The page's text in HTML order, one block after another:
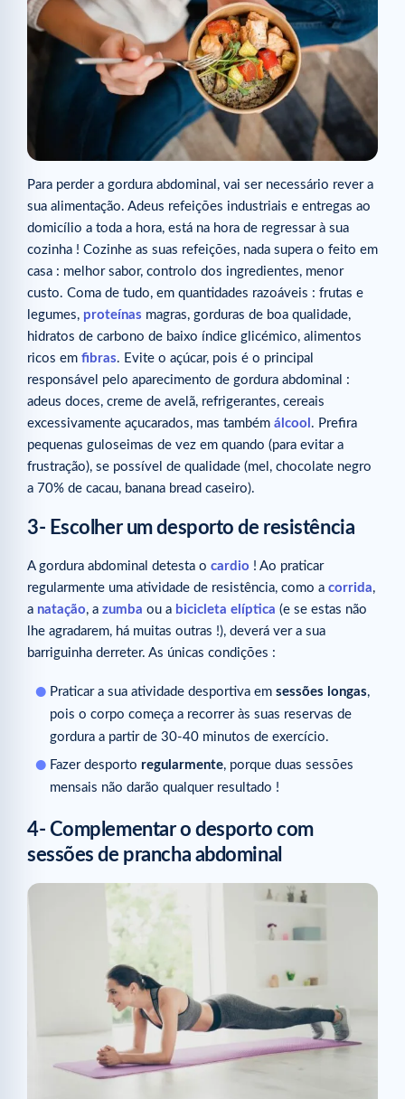
Para perder a gordura abdominal, vai ser necessário rever a
sua alimentação. Adeus refeições industriais e entregas ao
domicílio a toda a hora, está na hora de regressar à sua
cozinha ! Cozinhe as suas refeições, nada supera o feito em
casa : melhor sabor, controlo dos ingredientes, menor
custo. Coma de tudo, em quantidades razoáveis : frutas e
legumes, proteínas magras, gorduras de boa qualidade,
hidratos de carbono de baixo índice glicémico, alimentos
ricos em fibras. Evite o açúcar, pois é o principal
responsável pelo aparecimento de gordura abdominal :
adeus doces, creme de avelã, refrigerantes, cereais
excessivamente açucarados, mas também álcool . Prefira
pequenas guloseimas de vez em quando (para evitar a
frustração), se possível de qualidade (mel, chocolate negro
a 70% de cacau, banana bread caseiro).
3- Escolher um desporto de resistência
A gordura abdominal detesta o cardio ! Ao praticar
regularmente uma atividade de resistência, como a corrida,
a natação, a zumba ou a bicicleta elíptica (e se estas não
lhe agradarem, há muitas outras !), deverá ver a sua
barriguinha derreter. As únicas condições :
Praticar a sua atividade desportiva em sessões longas,
pois o corpo começa a recorrer às suas reservas de
gordura a partir de 30-40 minutos de exercício.
Fazer desporto regularmente, porque duas sessões
mensais não darão qualquer resultado !
4- Complementar o desporto com
sessões de prancha abdominal